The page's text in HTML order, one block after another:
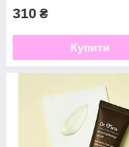
310 ₴
Купити